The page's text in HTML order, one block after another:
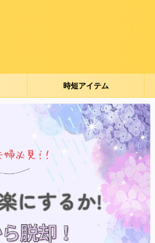
時短アイテム